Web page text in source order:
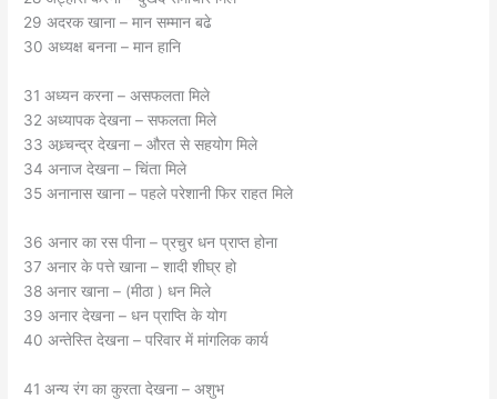
29 अदरक खाना – मान सम्मान बढे
30 अध्यक्ष बनना – मान हानि
31 अध्यन करना – असफलता मिले
32 अध्यापक देखना – सफलता मिले
33 अध्र्चन्द्र देखना – औरत से सहयोग मिले
34 अनाज देखना – चिंता मिले
35 अनानास खाना – पहले परेशानी फिर राहत मिले
36 अनार का रस पीना – प्रचुर धन प्राप्त होना
37 अनार के पत्ते खाना – शादी शीघ्र हो
38 अनार खाना – (मीठा ) धन मिले
39 अनार देखना – धन प्राप्ति के योग
40 अन्तेस्ति देखना – परिवार में मांगलिक कार्य
41 अन्य रंग का कुरता देखना – अशुभ